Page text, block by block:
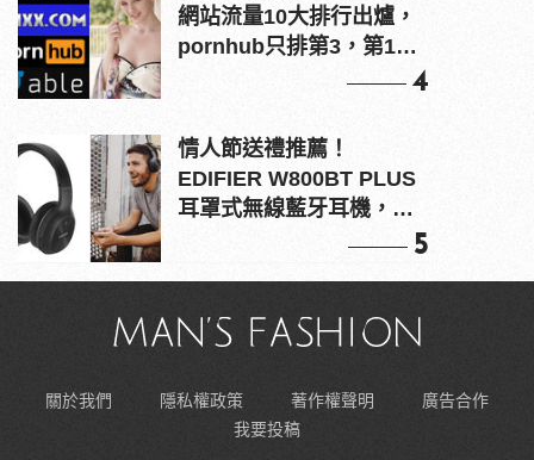
網站流量10大排行出爐，
pornhub只排第3，第1名
4
情人節送禮推薦！
EDIFIER W800BT PLUS
耳罩式無線藍牙耳機，在
5
關於我們 隱私權政策 著作權聲明
廣告合作
我要投稿